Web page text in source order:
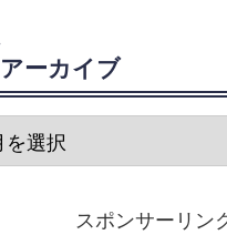
アーカイブ
スポンサーリン